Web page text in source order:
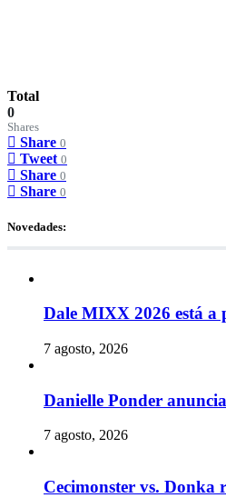
Total
0
Shares
Share 0
Tweet 0
Share 0
Share 0
Novedades:
Dale MIXX 2026 está a
7 agosto, 2026
Danielle Ponder
7 agosto, 2026
Cecimonster vs. Donka